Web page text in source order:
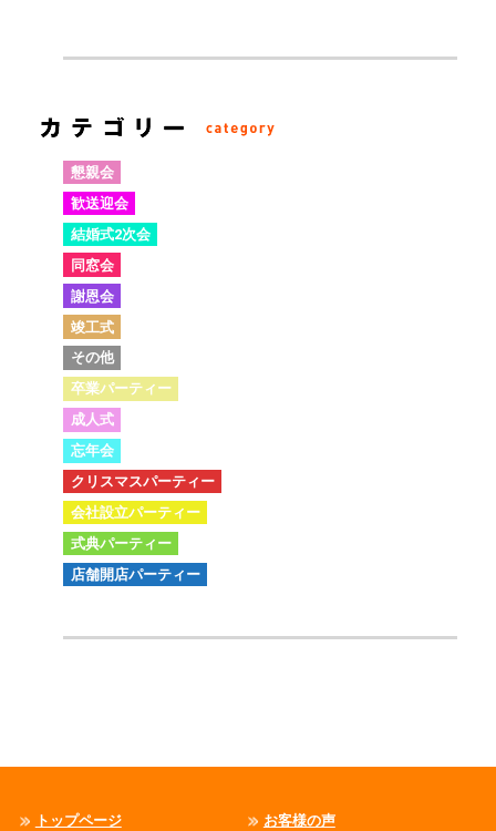
懇親会
歓送迎会
結婚式2次会
同窓会
謝恩会
竣工式
その他
卒業パーティー
成人式
忘年会
クリスマスパーティー
会社設立パーティー
式典パーティー
店舗開店パーティー
トップページ
お客様の声